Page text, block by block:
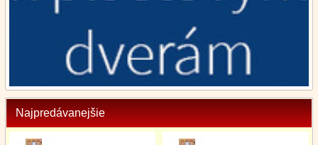
Najpredávanejšie